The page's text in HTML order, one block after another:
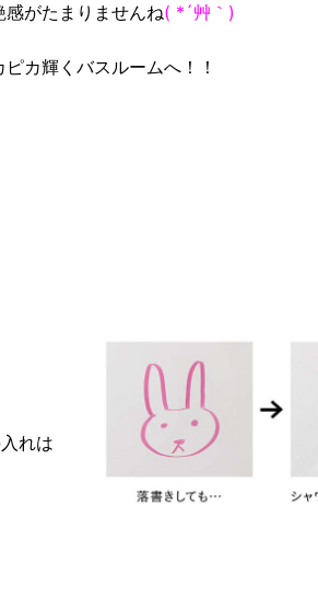
がたまりませんね( *´艸｀)
カ輝くバスルームへ！！
れは